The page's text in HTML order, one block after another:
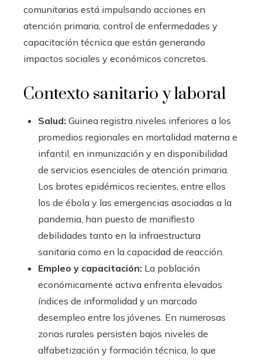
comunitarias está impulsando acciones en
atención primaria, control de enfermedades y
capacitación técnica que están generando
impactos sociales y económicos concretos.
Contexto sanitario y laboral
Salud: Guinea registra niveles inferiores a los
promedios regionales en mortalidad materna e
infantil, en inmunización y en disponibilidad
de servicios esenciales de atención primaria.
Los brotes epidémicos recientes, entre ellos
los de ébola y las emergencias asociadas a la
pandemia, han puesto de manifiesto
debilidades tanto en la infraestructura
sanitaria como en la capacidad de reacción.
Empleo y capacitación: La población
económicamente activa enfrenta elevados
índices de informalidad y un marcado
desempleo entre los jóvenes. En numerosas
zonas rurales persisten bajos niveles de
alfabetización y formación técnica, lo que